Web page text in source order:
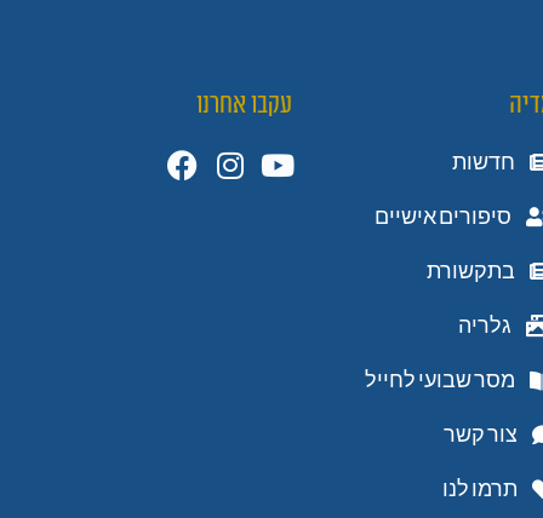
חדשות
סיפורים אישיים
בתקשורת
גלריה
מסר שבועי לחייל
צור קשר
תרמו לנו
עקבו אחרנו